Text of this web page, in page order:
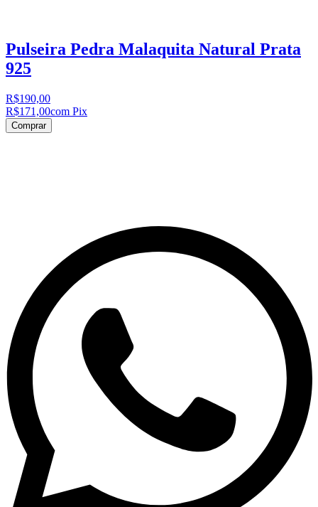
Pulseira Pedra Malaquita Natural Prata
925
R$190,00
R$171,00com Pix
Comprar